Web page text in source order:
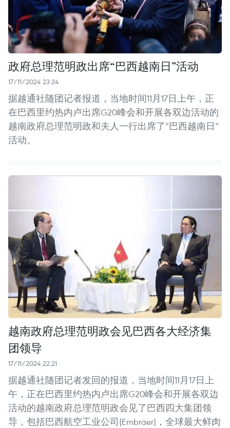
政府总理范明政出席“巴西越南日”活动
17/11/2024 23:24
据越通社随团记者报道，当地时间11月17日上午，正
在巴西里约热内卢出席G20峰会和开展各双边活动的
越南政府总理范明政和夫人一行出席了“巴西越南日”
活动。
越南政府总理范明政会见巴西各大经济集
团领导
17/11/2024 22:21
据越通社随团记者发回的报道，当地时间11月17日上
午，正在巴西里约热内卢出席G20峰会和开展各双边
活动的越南政府总理范明政会见了巴西四大集团领
导，包括巴西航空工业公司(Embraer)，全球最大鲜肉